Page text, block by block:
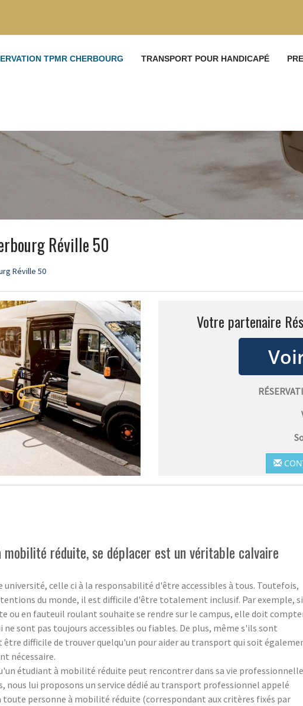
TPMR CHERBOURG TRANSPORT POUR HANDICAPÉ
Réville 50
Réville 50
Votre partenaire
mobilité réduite, se déplacer est un véritable calvaire
université, celle ci à la responsabilité d'être accessibles à tous. Toutefois,
du monde, il est difficile d'être totalement inclusif. Par exemple, si
ou en fauteuil roulant souhaite se rendre sur le campus, elle doit
sont pas toujours accessibles ou fiables. De plus, même s'ils sont
être difficile de trouver quelqu'un pour aider au transport qui soit
nécessaire.
étudiant à mobilité réduite peut rencontrer dans sa vie professionnelle
nous lui proposons un service dédié au transport professionnel appelé
toute personne à mobilité réduite (correspondant aux critères fixés par